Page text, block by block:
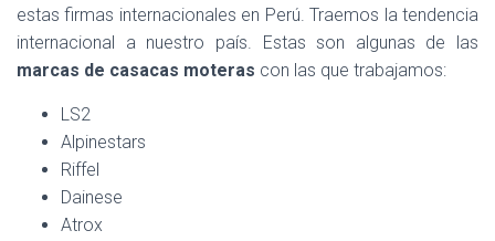
estas firmas internacionales en Perú. Traemos la tendencia
internacional a nuestro país. Estas son algunas de las
marcas de casacas moteras con las que trabajamos:
LS2
Alpinestars
Riffel
Dainese
Atrox